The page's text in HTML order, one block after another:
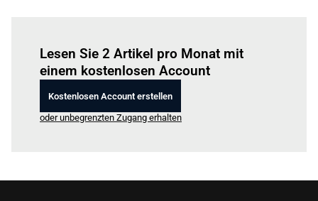
Lesen Sie 2 Artikel pro Monat mit
einem kostenlosen Account
Kostenlosen Account erstellen
oder unbegrenzten Zugang erhalten